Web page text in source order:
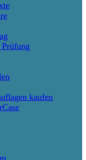
kaufen